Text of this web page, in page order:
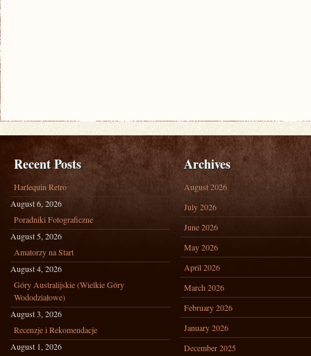
Recent Posts
Harlequin Retro
August 6, 2026
Poradniki Fotograficzne
August 5, 2026
Amatorzy na Start
August 4, 2026
Góry Australijskie (Wielkie Góry
Wododziałowe)
August 3, 2026
Recenzje i Rekomendacje
August 1, 2026
Archives
August 2026
July 2026
June 2026
May 2026
April 2026
March 2026
February 2026
January 2026
December 2025